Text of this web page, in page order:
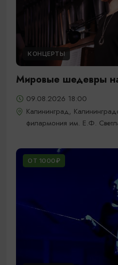
КОНЦЕРТЫ
Мировые шедевры
09.08.2026 18:00
Калининград,
филармония им. Е.Ф.
ОТ 1000₽